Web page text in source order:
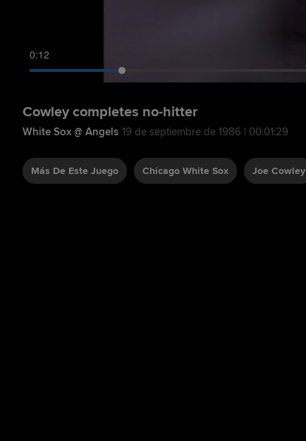
0:13
Cowley completes no-hitter
White Sox @ Angels 19 de septiembre de 1986 | 00:01:29
Más De Este Juego Chicago White Sox Joe Cowley